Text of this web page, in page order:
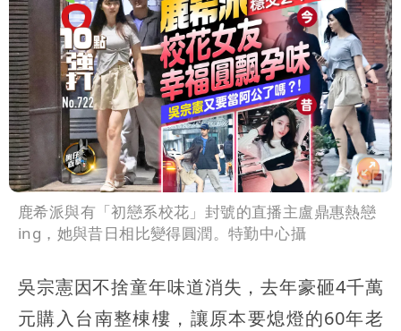
鹿希派與有「初戀系校花」封號的直播主盧鼎惠熱戀
ing，她與昔日相比變得圓潤。特勤中心攝
吳宗憲因不捨童年味道消失，去年豪砸4千萬
元購入台南整棟樓，讓原本要熄燈的60年老